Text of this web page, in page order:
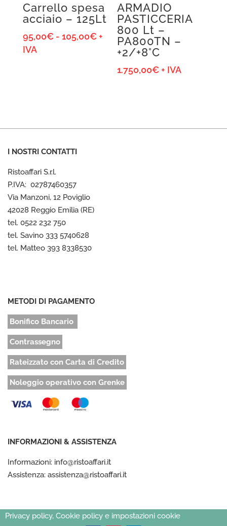
Carrello spesa
acciaio – 125Lt
95,00€ - 105,00€Fascia
+
IVA
ARMADIO
PASTICCERIA
800 Lt –
PA800TN –
+2/+8°C
1.750,00€+ IVA
I NOSTRI CONTATTI
Ristoaffari S.r.l.
P.IVA: 02787460357
Via Manzoni, 12 Poviglio
42028 Reggio Emilia (RE)
tel. 0522 232 750
tel. Savino 333 5740628
tel. Matteo 393 8338530
METODI DI PAGAMENTO
Bonifico Bancario
Contrassegno
Rateizzato con Carta di Credito
Noleggio operativo con Grenke
INFORMAZIONI & ASSISTENZA
Informazioni: info@ristoaffari.it
Assistenza: assistenza@ristoaffari.it
Privacy policy, Cookie policy e impostazioni cookie